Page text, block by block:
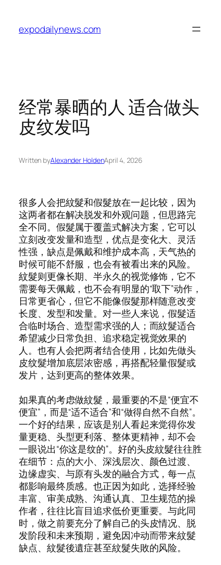
content
expodailynews.com
经常暴晒的人 适合做头
皮纹发吗
Written byAlexander HoldenApril 4, 2026
很多人会把紋髮和假髮放在一起比较，因为
这两者都在解决脱发和外观问题，但思路完
全不同。假髮属于覆盖式解决方案，它可以
立刻改变发量和造型，优点是变化大、灵活
性强，缺点是佩戴和维护成本高，天气热的
时候可能不舒服，也会有被看出来的风险。
紋髮则更像长期、半永久的视觉修饰，它不
需要每天佩戴，也不会有明显的“取下”动作，
日常更省心，但它不能像假髮那样随意改变
长度、发型和发量。对一些人来说，假髮适
合临时场合、造型需求强的人；而紋髮适合
希望减少日常负担、追求稳定视觉效果的
人。也有人会把两者结合使用，比如先做头
皮纹髮增加底层浓密感，再搭配轻量假髮或
发片，达到更高的整体效果。
如果真的考虑做紋髮，最重要的不是“便宜不
便宜”，而是“适不适合”和“做得自然不自然”。
一个好的结果，应该是别人看起来觉得你发
量更稳、头型更利落、整体更精神，却不会
一眼说出“你这是纹的”。好的头皮紋髮往往胜
在细节：点的大小、深浅层次、颜色过渡、
边缘虚实、与原有头发的融合方式，每一点
都影响最终质感。也正因为如此，选择经验
丰富、审美成熟、沟通认真、卫生规范的操
作者，往往比盲目追求低价更重要。与此同
时，做之前要充分了解自己的头皮情况、脱
发阶段和未来预期，避免因冲动而带来紋髮
缺点、紋髮後遺症甚至紋髮失敗的风险。